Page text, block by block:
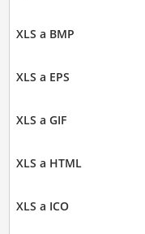
XLS a BMP
XLS a EPS
XLS a GIF
XLS a HTML
XLS a ICO